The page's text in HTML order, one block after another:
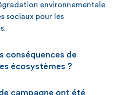
environnementale
sociaux pour les
conséquences de
écosystèmes ?
campagne ont été